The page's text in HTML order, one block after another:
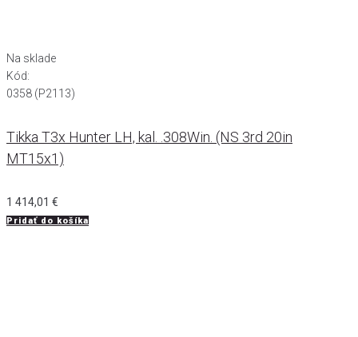
Na sklade
Kód:
0358 (P2113)
Tikka T3x Hunter LH, kal. .308Win. (NS 3rd 20in
MT15x1)
1 414,01 €
Pridať do košíka